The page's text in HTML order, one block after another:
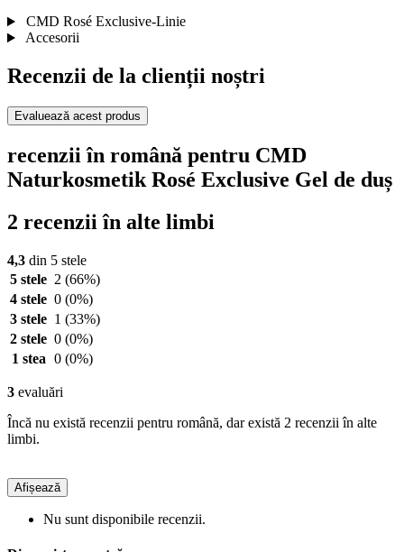
CMD Rosé Exclusive-Linie
Accesorii
Recenzii de la clienții noștri
Evaluează acest produs
recenzii în română pentru CMD
Naturkosmetik Rosé Exclusive Gel de duș
2 recenzii în alte limbi
4,3 din 5 stele
5 stele 2 (66%)
4 stele 0 (0%)
3 stele 1 (33%)
2 stele 0 (0%)
1 stea 0 (0%)
3 evaluări
Încă nu există recenzii pentru română, dar există 2 recenzii în alte
limbi.
Afișează
Nu sunt disponibile recenzii.